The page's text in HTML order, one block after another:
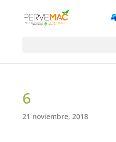
6
21 noviembre, 2018